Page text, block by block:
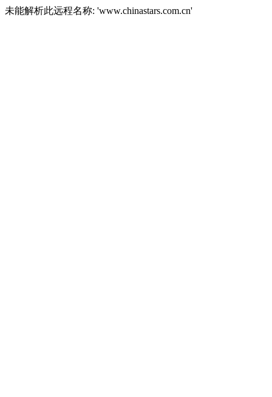
未能解析此远程名称: 'www.chinastars.com.cn'